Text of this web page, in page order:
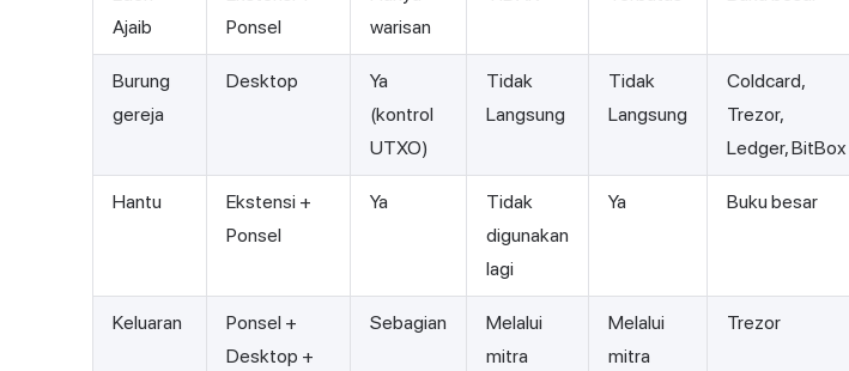
Ajaib
Ponsel
warisan
Burung
gereja
Desktop
Ya
(kontrol
UTXO)
Tidak
Langsung
Tidak
Langsung
Coldcard,
Trezor,
Ledger, BitBox
Hantu
Ekstensi +
Ponsel
Ya
Tidak
digunakan
lagi
Ya Buku besar
Keluaran
Ponsel +
Desktop +
Sebagian
Melalui
mitra
Melalui
mitra
Trezor